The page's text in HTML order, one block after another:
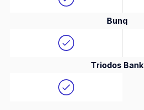
Bunq
Triodos Bank